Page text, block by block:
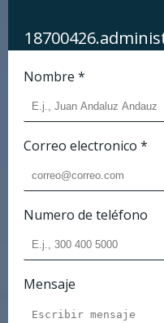
Nombre *
Correo electronico *
Numero de teléfono
Mensaje